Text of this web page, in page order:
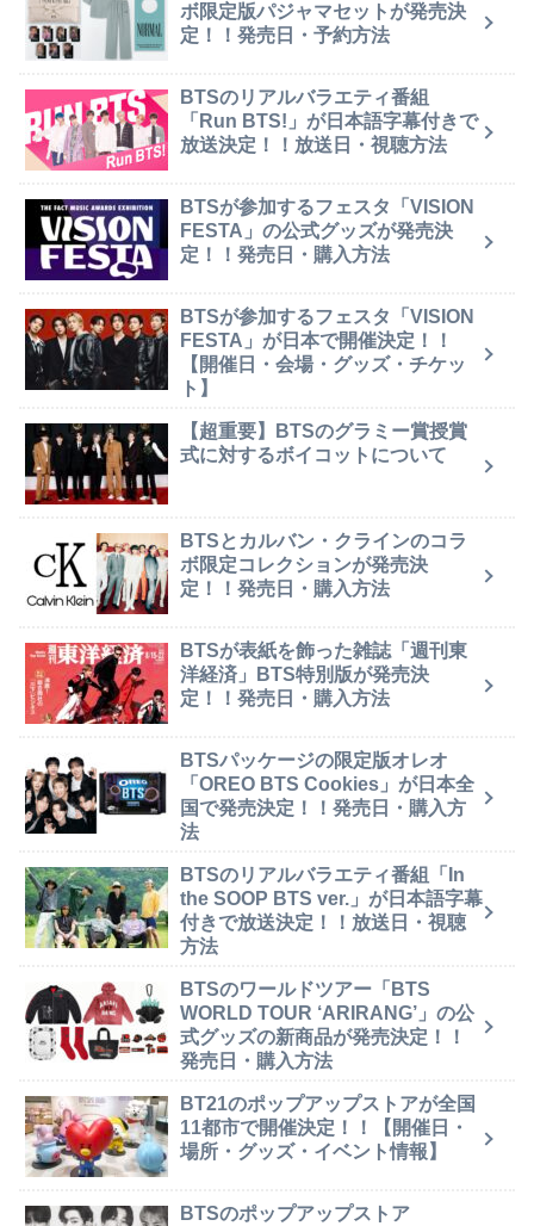
ボ限定版パジャマセットが発売決
定！！発売日・予約方法
BTSのリアルバラエティ番組
「Run BTS!」が日本語字幕付きで
放送決定！！放送日・視聴方法
BTSが参加するフェスタ「VISION
FESTA」の公式グッズが発売決
定！！発売日・購入方法
BTSが参加するフェスタ「VISION
FESTA」が日本で開催決定！！
【開催日・会場・グッズ・チケッ
ト】
【超重要】BTSのグラミー賞授賞
式に対するボイコットについて
BTSとカルバン・クラインのコラ
ボ限定コレクションが発売決
定！！発売日・購入方法
BTSが表紙を飾った雑誌「週刊東
洋経済」BTS特別版が発売決
定！！発売日・購入方法
BTSパッケージの限定版オレオ
「OREO BTS Cookies」が日本全
国で発売決定！！発売日・購入方
法
BTSのリアルバラエティ番組「In
the SOOP BTS ver.」が日本語字幕
付きで放送決定！！放送日・視聴
方法
BTSのワールドツアー「BTS
WORLD TOUR ‘ARIRANG’」の公
式グッズの新商品が発売決定！！
発売日・購入方法
BT21のポップアップストアが全国
11都市で開催決定！！【開催日・
場所・グッズ・イベント情報】
BTSのポップアップストア